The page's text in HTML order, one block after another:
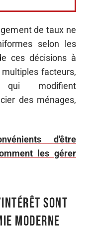
de taux ne
selon les
ces décisions à
multiples facteurs,
qui modifient
des ménages,
d'être
les gérer
sont
moderne